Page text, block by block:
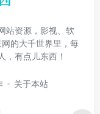
站资源，影视、软
的大千世界里，每
，有点儿东西！
关于本站